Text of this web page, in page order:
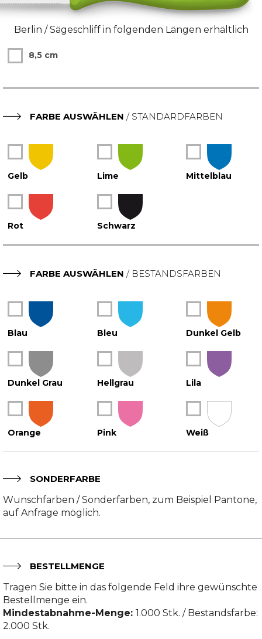
Berlin / Sägeschliff in folgenden Längen erhältlich
8,5 cm
FARBE AUSWÄHLEN / STANDARDFARBEN
Gelb Lime Mittelblau
Rot Schwarz
FARBE AUSWÄHLEN / BESTANDSFARBEN
Blau Bleu Dunkel Gelb
Dunkel Grau Hellgrau Lila
Orange Pink Weiß
SONDERFARBE
Wunschfarben / Sonderfarben, zum Beispiel Pantone,
auf Anfrage möglich.
BESTELLMENGE
Tragen Sie bitte in das folgende Feld ihre gewünschte
Bestellmenge ein.
Mindestabnahme-Menge: 1.000 Stk. / Bestandsfarbe:
2.000 Stk.